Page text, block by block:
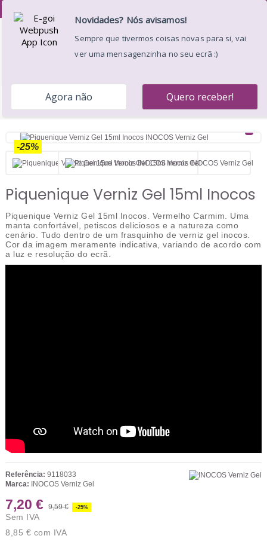
Manicure e Pedicure INOCOS
INOCOS Verniz
Piquenique Verniz Gel 15ml Inocos
-25%
Piquenique Verniz Gel 15ml Inocos
Piquenique Verniz Gel 15ml Inocos. Vermelho Carmim. Uma
manta confortável, petiscos deliciosos e a natureza como
cenário. Tudo dentro de um frasquinho de verniz gel inocos.
Cor da imagem meramente indicativa, variando de acordo com
a luz e resolução do ecrã.
Referência: 9118033
Marca: INOCOS Verniz Gel
7,20 € 9,59 € -25%
Sem IVA
8,85 € com IVA